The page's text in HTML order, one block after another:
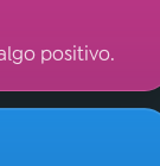
positivo.